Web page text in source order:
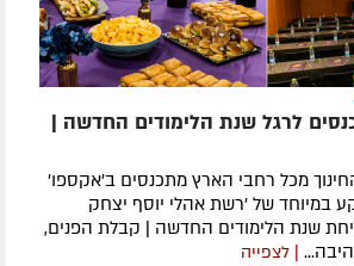
לרגל שנת הלימודים החדשה |
מכל רחבי הארץ מתכנסים ב'אקספו'
במיוחד של 'רשת אהלי יוסף יצחק
שנת הלימודים החדשה | קבלת הפנים,
| לצפייה